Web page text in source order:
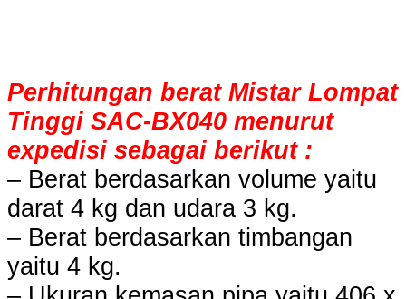
Perhitungan berat Mistar Lompat
Tinggi SAC-BX040 menurut
expedisi sebagai berikut :
– Berat berdasarkan volume yaitu
darat 4 kg dan udara 3 kg.
– Berat berdasarkan timbangan
yaitu 4 kg.